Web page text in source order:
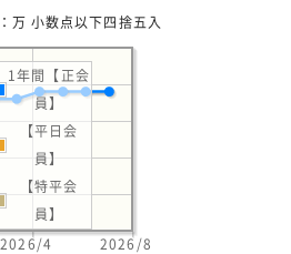
万 小数点以下四捨五入
2026/4 2026/8
1年間【正会
員】
【平日会
員】
【特平会
員】